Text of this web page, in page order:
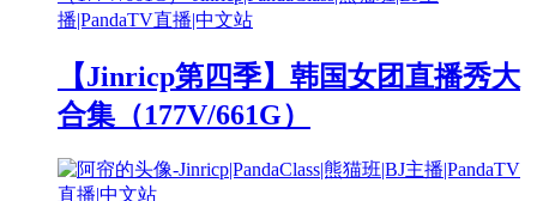
【Jinricp第四季】韩国女团直播秀大
合集（177V/661G）